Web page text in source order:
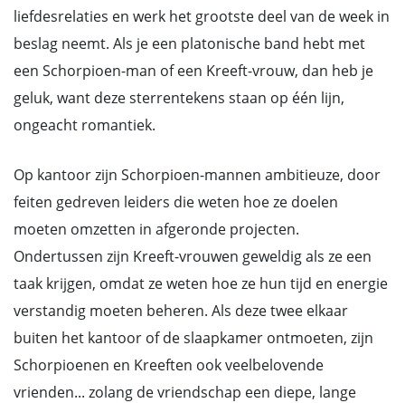
liefdesrelaties en werk het grootste deel van de week in
beslag neemt. Als je een platonische band hebt met
een Schorpioen-man of een Kreeft-vrouw, dan heb je
geluk, want deze sterrentekens staan op één lijn,
ongeacht romantiek.
Op kantoor zijn Schorpioen-mannen ambitieuze, door
feiten gedreven leiders die weten hoe ze doelen
moeten omzetten in afgeronde projecten.
Ondertussen zijn Kreeft-vrouwen geweldig als ze een
taak krijgen, omdat ze weten hoe ze hun tijd en energie
verstandig moeten beheren. Als deze twee elkaar
buiten het kantoor of de slaapkamer ontmoeten, zijn
Schorpioenen en Kreeften ook veelbelovende
vrienden... zolang de vriendschap een diepe, lange